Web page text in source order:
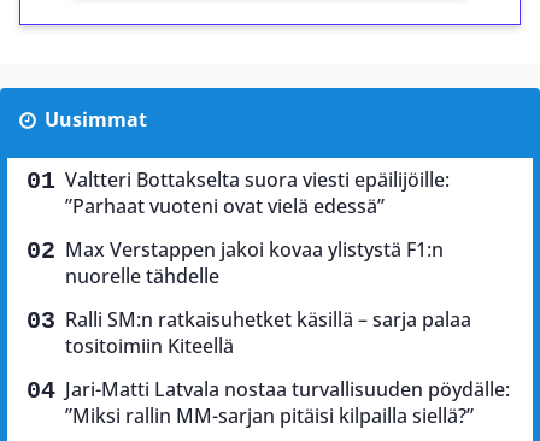
Uusimmat
Valtteri Bottakselta suora viesti epäilijöille:
”Parhaat vuoteni ovat vielä edessä”
Max Verstappen jakoi kovaa ylistystä F1:n
nuorelle tähdelle
Ralli SM:n ratkaisuhetket käsillä – sarja palaa
tositoimiin Kiteellä
Jari-Matti Latvala nostaa turvallisuuden pöydälle:
”Miksi rallin MM-sarjan pitäisi kilpailla siellä?”